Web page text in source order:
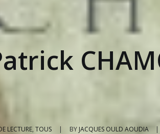
LECTURE,TOUS | BY JACQUES OULD AOUDIA |